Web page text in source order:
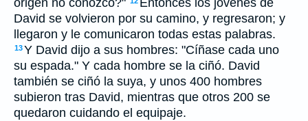
origen no conozco?"
Entonces los jóvenes de
David se volvieron por su camino, y regresaron; y
llegaron y le comunicaron todas estas palabras.
13Y David dijo a sus hombres: "Cíñase cada uno
su espada." Y cada hombre se la ciñó. David
también se ciñó la suya, y unos 400 hombres
subieron tras David, mientras que otros 200 se
quedaron cuidando el equipaje.